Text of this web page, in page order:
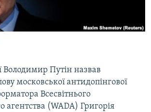
КРИМУ
RL
Володимир Путін назвав
московської антидопінгової
Всесвітнього
агентства (WADA) Григорія